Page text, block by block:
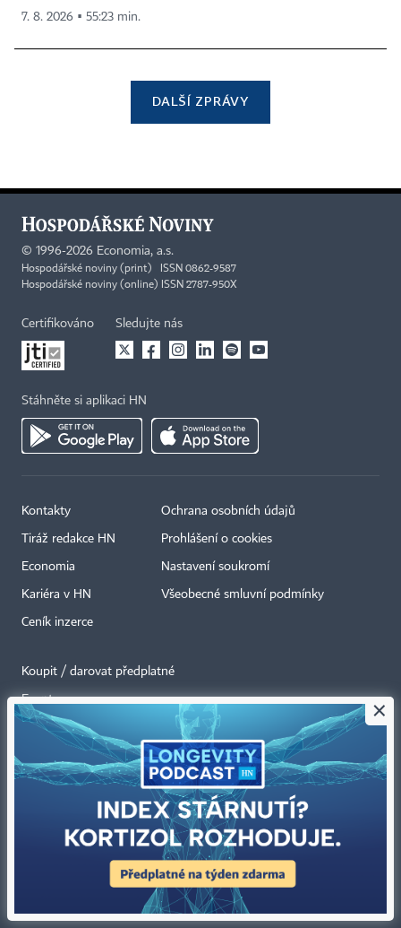
7. 8. 2026 ▪ 55:23 min.
DALŠÍ ZPRÁVY
© 1996-2026 Economia, a.s.
Hospodářské noviny (print) ISSN 0862-9587
Hospodářské noviny (online) ISSN 2787-950X
Certifikováno Sledujte nás
Stáhněte si aplikaci HN
Kontakty
Tiráž redakce HN
Economia
Kariéra v HN
Ceník inzerce
Ochrana osobních údajů
Prohlášení o cookies
Nastavení soukromí
Všeobecné smluvní podmínky
Koupit / darovat předplatné
Eventy
Newslettery
Autorská práva vykonává vydavatel. Bez písemného svolení vydavatele je
zakázáno jakékoli užití částí nebo celku díla, zejména rozmnožování a šíření
jakýmkoli způsobem, mechanickým nebo elektronickým, v českém nebo
jiném jazyce. Bez souhlasu vydavatele je zakázáno též rozmnožování
obsahu pro účely automatizované analýzy textů nebo dat
podle ustanovení § 39c autorského zákona.
×